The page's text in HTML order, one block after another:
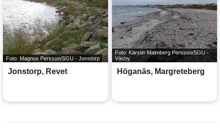
Foto: Magnus Persson/SGU - Jonstorp
Jonstorp, Revet
Foto: Kärstin Malmberg Persson/SGU -
Väsby
Höganäs, Margreteberg